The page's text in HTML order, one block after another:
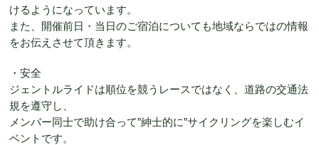
けるようになっています。
また、開催前日・当日のご宿泊についても地域ならではの情報
をお伝えさせて頂きます。
・安全
ジェントルライドは順位を競うレースではなく、道路の交通法
規を遵守し、
メンバー同士で助け合って”紳士的に”サイクリングを楽しむイ
ベントです。